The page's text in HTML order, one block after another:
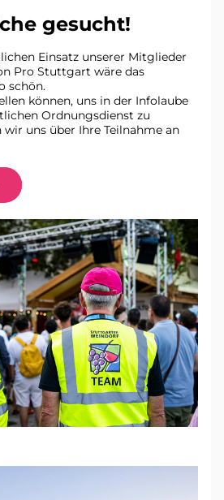
gesucht!
Einsatz unserer Mitglieder
Pro Stuttgart wäre das
schön.
können, uns in der Infolaube
Ordnungsdienst zu
uns über Ihre Teilnahme an